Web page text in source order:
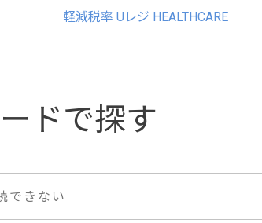
軽減税率 Uレジ HEALTHCARE